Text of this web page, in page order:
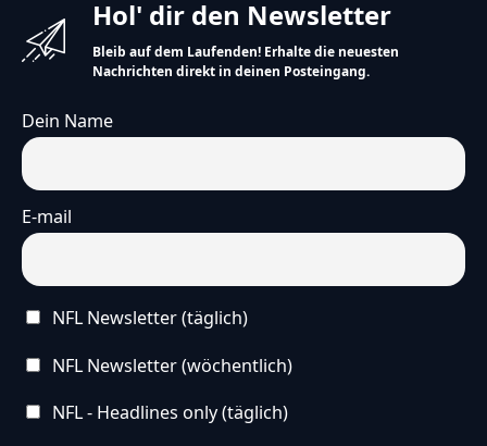
Hol' dir den Newsletter
Bleib auf dem Laufenden! Erhalte die neuesten
Nachrichten direkt in deinen Posteingang.
Dein Name
E-mail
NFL Newsletter (täglich)
NFL Newsletter (wöchentlich)
NFL - Headlines only (täglich)